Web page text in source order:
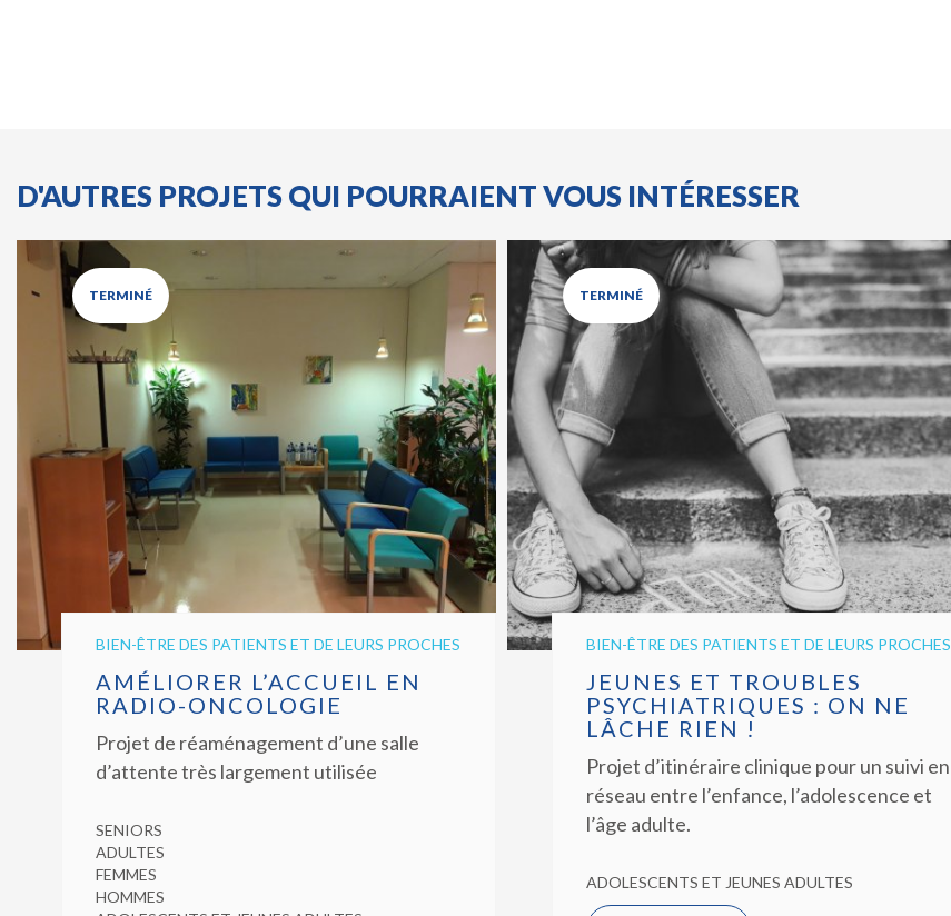
D'AUTRES PROJETS QUI POURRAIENT VOUS INTÉRESSER
TERMINÉ
BIEN-ÊTRE DES PATIENTS ET DE LEURS PROCHES
AMÉLIORER L’ACCUEIL EN
RADIO-ONCOLOGIE
Projet de réaménagement d’une salle
d’attente très largement utilisée
SENIORS
ADULTES
FEMMES
HOMMES
TERMINÉ
BIEN-ÊTRE DES PATIENTS ET DE LEURS PROCHES
JEUNES ET TROUBLES
PSYCHIATRIQUES : ON NE
LÂCHE RIEN !
Projet d’itinéraire clinique pour un suivi en
réseau entre l’enfance, l’adolescence et
l’âge adulte.
ADOLESCENTS ET JEUNES ADULTES